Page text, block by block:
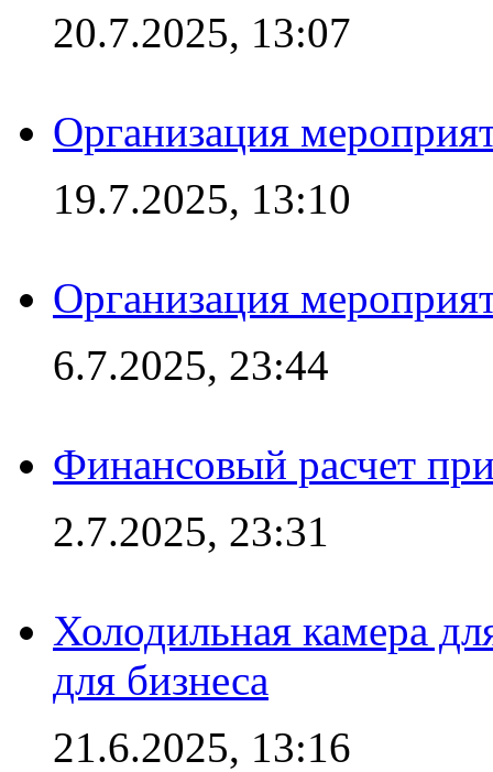
20.7.2025, 13:07
Организация
19.7.2025, 13:10
Организация
6.7.2025, 23:44
Финансовый расчет
2.7.2025, 23:31
Холодильная камера
для бизнеса
21.6.2025, 13:16